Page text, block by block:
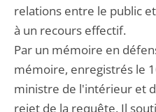
relations entre le public
à un recours effectif.
Par un mémoire en
mémoire, enregistrés le
ministre de l'intérieur et
rejet de la requête. Il